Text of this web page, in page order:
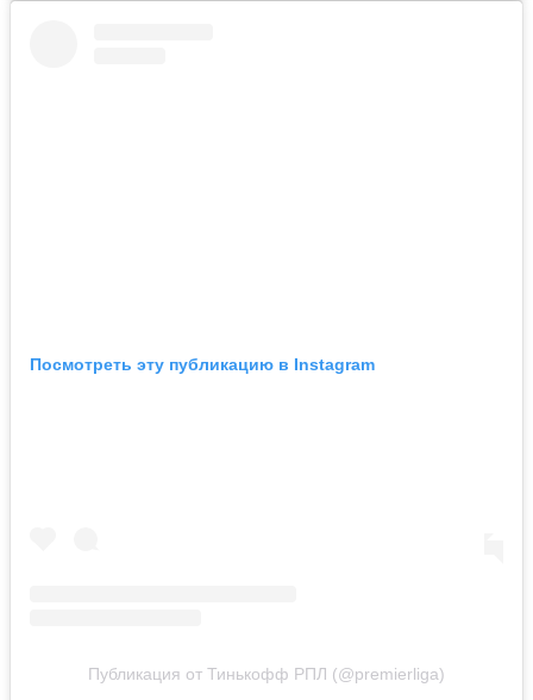
Посмотреть эту публикацию в Instagram
Публикация от Тинькофф РПЛ (@premierliga)